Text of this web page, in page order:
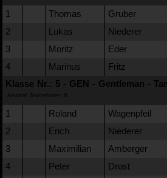
1 Thomas Gruber
2
Lukas Niederer
3
Moritz Eder
4
Marinus
Fritz
Klasse Nr.: 5 - GEN - Gentleman -
Anzahl Teilnehmer: 6
1 Roland Wagenpfeil
2
Erich Niederer
3
Maximilian
Amberger
4
Peter Drost